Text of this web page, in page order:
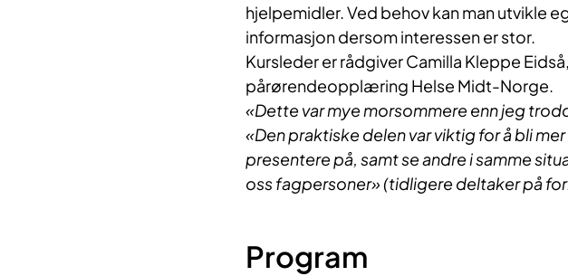
hjelpemidler. Ved behov kan man utvikle
informasjon dersom interessen er stor.
Kursleder er rådgiver Camilla Kleppe
pårørendeopplæring Helse Midt-Norge.
«Dette var mye morsommere enn jeg
«Den praktiske delen var viktig for å bli
presentere på, samt se andre i samme
oss fagpersoner» (tidligere deltaker på
Program